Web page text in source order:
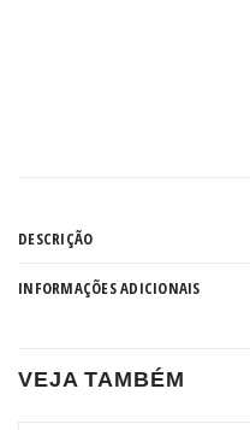
DESCRIÇÃO
INFORMAÇÕES ADICIONAIS
VEJA TAMBÉM